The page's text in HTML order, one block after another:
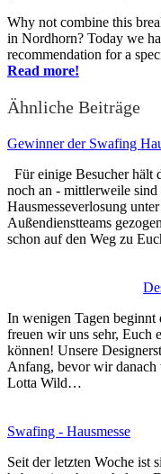
Why not combine this
in Nordhorn? Today we
recommendation for a
Read more!
Ähnliche Beiträge
Gewinner der Swafing
Für einige Besucher hält
noch an - mittlerweile
Hausmesseverlosung
Außendienstteams
schon auf den Weg zu
In wenigen Tagen beginnt
freuen wir uns sehr, Euch
können! Unsere
Anfang, bevor wir
Lotta Wild…
Swafing - Hausmesse
Seit der letzten Woche ist